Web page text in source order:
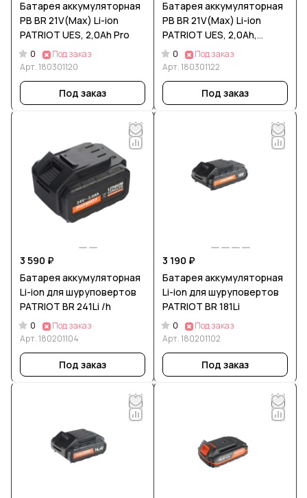
Батарея аккумуляторная
PB BR 21V(Max) Li-ion
PATRIOT UES, 2,0Ah Pro
0
Под заказ
Арт.180301120
Под заказ
Батарея аккумуляторная
PB BR 21V(Max) Li-ion
PATRIOT UES, 2,0Ah,
тонкая зарядка (5,5 мм)
0
Под заказ
Арт.180301122
Под заказ
3 590 ₽
Батарея аккумуляторная
Li-ion для шуруповертов
PATRIOT BR 241Li /h
0
Под заказ
Арт.180201104
Под заказ
3 190 ₽
Батарея аккумуляторная
Li-ion для шуруповертов
PATRIOT BR 181Li
0
Под заказ
Арт.180201102
Под заказ